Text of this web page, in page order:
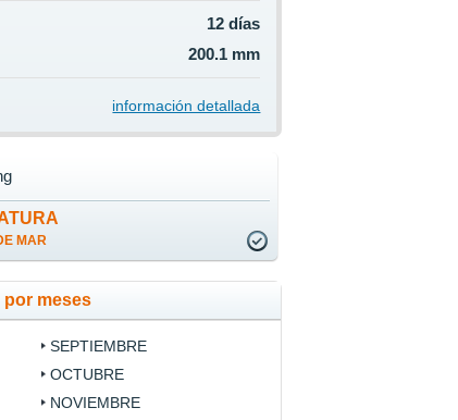
12 días
200.1 mm
información detallada
MAR
por meses
SEPTIEMBRE
OCTUBRE
NOVIEMBRE